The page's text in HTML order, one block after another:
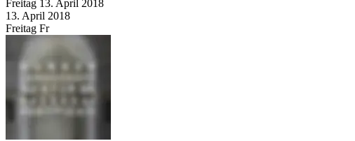
Freitag 13. April 2018
13. April 2018
Freitag Fr